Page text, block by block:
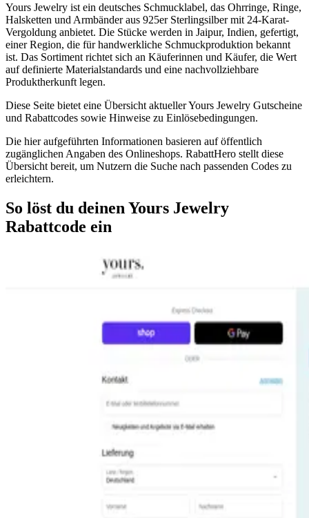
Yours Jewelry ist ein deutsches Schmucklabel, das Ohrringe, Ringe,
Halsketten und Armbänder aus 925er Sterlingsilber mit 24-Karat-
Vergoldung anbietet. Die Stücke werden in Jaipur, Indien, gefertigt,
einer Region, die für handwerkliche Schmuckproduktion bekannt
ist. Das Sortiment richtet sich an Käuferinnen und Käufer, die Wert
auf definierte Materialstandards und eine nachvollziehbare
Produktherkunft legen.
Diese Seite bietet eine Übersicht aktueller Yours Jewelry Gutscheine
und Rabattcodes sowie Hinweise zu Einlösebedingungen.
Die hier aufgeführten Informationen basieren auf öffentlich
zugänglichen Angaben des Onlineshops. RabattHero stellt diese
Übersicht bereit, um Nutzern die Suche nach passenden Codes zu
erleichtern.
So löst du deinen Yours Jewelry
Rabattcode ein